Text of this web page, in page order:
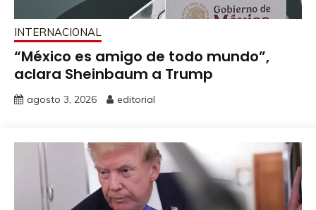
INTERNACIONAL
“México es amigo de todo mundo”,
aclara Sheinbaum a Trump
agosto 3, 2026 editorial